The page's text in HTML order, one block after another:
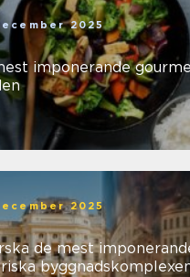
2025
imponerande
2025
de mest